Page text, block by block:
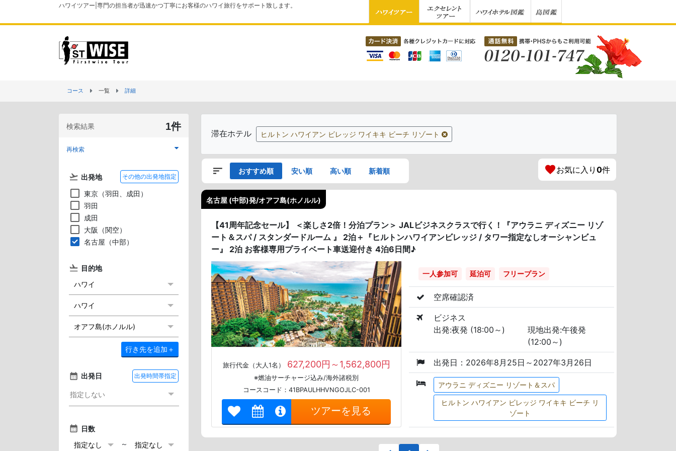
ハワイツアー|専門の担当者が迅速かつ丁寧にお客様のハワイ旅行をサポート致します。
コース 一覧 詳細
検索結果 1件
再検索
出発地 その他の出発地指定
東京（羽田、成田）
羽田
成田
大阪（関空）
名古屋（中部）
目的地
行き先を追加 ＋
出発日 出発時間帯指定
日数
～
滞在ホテル ヒルトン ハワイアン ビレッジ ワイキキ ビーチ リゾート
おすすめ順 安い順 高い順 新着順 お気に入り 0件
名古屋 (中部)発/オアフ島(ホノルル)
【41周年記念セール】 ＜楽しさ2倍！分泊プラン＞ JALビジネスクラスで行く！『アウラニ ディズニー リゾ
ート＆スパ / スタンダードルーム 』 2泊＋『ヒルトンハワイアンビレッジ / タワー指定なしオーシャンビュ
ー』 2泊 お客様専用プライベート車送迎付き 4泊6日間♪
旅行代金（大人1名） 627,200円～1,562,800円
※燃油サーチャージ込み/海外諸税別
コースコード：41BPAULHHVNGOJLC-001
ツアーを見る
一人参加可 延泊可 フリープラン
空席確認済
ビジネス
出発:夜発 (18:00～)
現地出発:午後発
(12:00～)
出発日：2026年8月25日～2027年3月26日
アウラニ ディズニー リゾート＆スパ
ヒルトン ハワイアン ビレッジ ワイキキ ビーチ リ
ゾート